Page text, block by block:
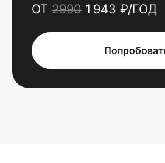
ОТ 2990 1 943 ₽/ГОД